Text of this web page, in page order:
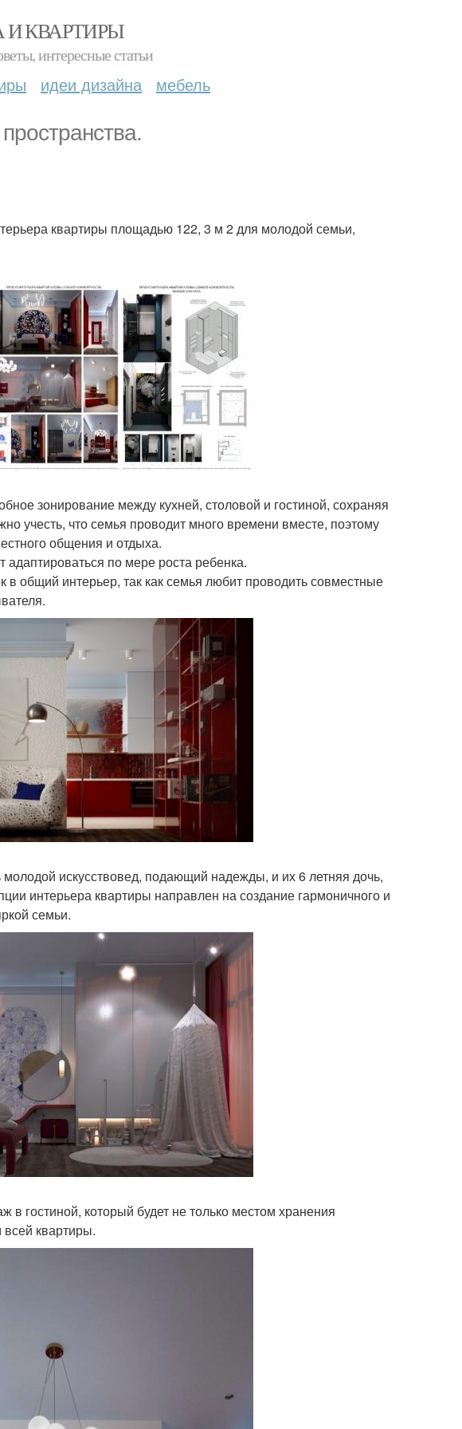
И КВАРТИРЫ
интересные статьи
идеи дизайна мебель
квартиры площадью 122, 3 м 2 для молодой семьи,
зонирование между кухней, столовой и гостиной, сохраняя
учесть, что семья проводит много времени вместе, поэтому
общения и отдыха.
адаптироваться по мере роста ребенка.
общий интерьер, так как семья любит проводить совместные
искусствовед, подающий надежды, и их 6 летняя дочь,
интерьера квартиры направлен на создание гармоничного и
семьи.
гостиной, который будет не только местом хранения
квартиры.